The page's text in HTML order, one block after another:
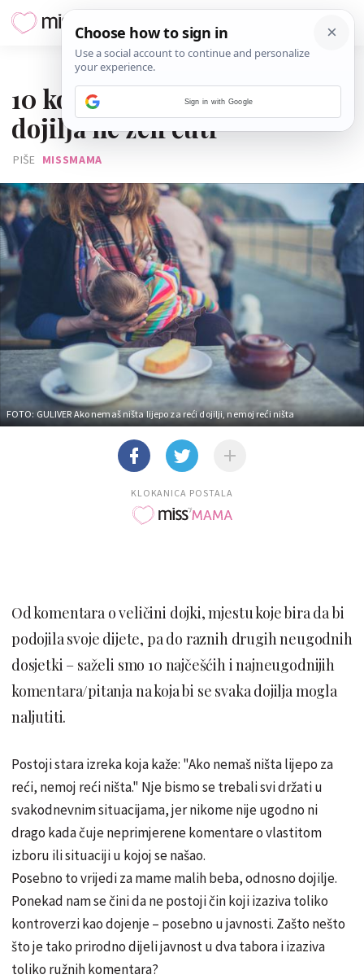
10 komentara koje ni jedna
dojilja ne želi čuti
PIŠE MISSMAMA
FOTO: GULIVER Ako nemaš ništa lijepo za reći dojilji, nemoj reći ništa
KLOKANICA POSTALA
Od komentara o veličini dojki, mjestu koje bira da bi
podojila svoje dijete, pa do raznih drugih neugodnih
dosjetki – saželi smo 10 najčešćih i najneugodnijih
komentara/pitanja na koja bi se svaka dojilja mogla
naljutiti.
Postoji stara izreka koja kaže: "Ako nemaš ništa lijepo za
reći, nemoj reći ništa." Nje bismo se trebali svi držati u
svakodnevnim situacijama, jer nikome nije ugodno ni
drago kada čuje neprimjerene komentare o vlastitom
izboru ili situaciji u kojoj se našao.
Posebno to vrijedi za mame malih beba, odnosno dojilje.
Ponekad nam se čini da ne postoji čin koji izaziva toliko
kontroverzi kao dojenje – posebno u javnosti. Zašto nešto
što je tako prirodno dijeli javnost u dva tabora i izaziva
toliko ružnih komentara?
Sign in with Google